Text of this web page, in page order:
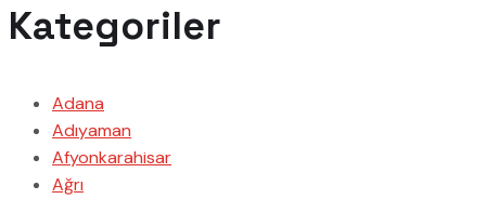
Kategoriler
Adana
Adıyaman
Afyonkarahisar
Ağrı